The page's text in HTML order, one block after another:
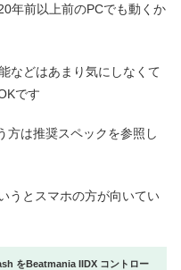
年前以上前のPCでも動くか
などはあまり気にしなくて
です
方は推奨スペックを参照し
うとスマホの方が向いてい
をBeatmania IIDX コントロー